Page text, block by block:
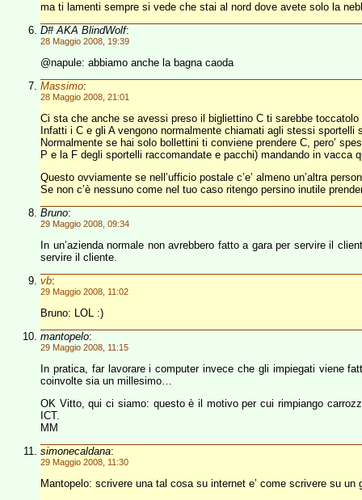
ma ti lamenti sempre si vede che stai al nord dove avete solo la
D# AKA BlindWolf:
28 Maggio 2008, 19:39
@napule: abbiamo anche la bagna caoda
Massimo:
28 Maggio 2008, 21:01
Ci sta che anche se avessi preso il bigliettino C ti sarebbe
Infatti i C e gli A vengono normalmente chiamati agli stessi
Normalmente se hai solo bollettini ti conviene prendere C, pero’
P e la F degli sportelli raccomandate e pacchi) mandando in
Questo ovviamente se nell’ufficio postale c’e’ almeno un’altra
Se non c’è nessuno come nel tuo caso ritengo persino inutile
Bruno:
29 Maggio 2008, 09:34
In un’azienda normale non avrebbero fatto a gara per servire il
servire il cliente.
vb:
29 Maggio 2008, 11:02
Bruno: LOL :)
mantopelo:
29 Maggio 2008, 11:15
In pratica, far lavorare i computer invece che gli impiegati viene
coinvolte sia un millesimo…
OK Vitto, qui ci siamo: questo è il motivo per cui rimpiango
ICT.
MM
simonecaldana:
29 Maggio 2008, 11:30
Mantopelo: scrivere una tal cosa su internet e’ come scrivere su un